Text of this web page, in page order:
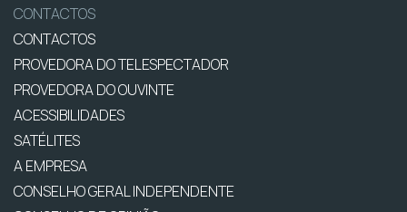
CONTACTOS
CONTACTOS
PROVEDORA DO TELESPECTADOR
PROVEDORA DO OUVINTE
ACESSIBILIDADES
SATÉLITES
A EMPRESA
CONSELHO GERAL INDEPENDENTE